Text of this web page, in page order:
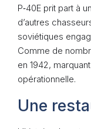
P‑40E prit part à
d’autres
soviétiques
Comme de
en 1942,
opérationnelle.
Une